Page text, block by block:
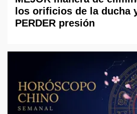
los orificios de la ducha
PERDER presión